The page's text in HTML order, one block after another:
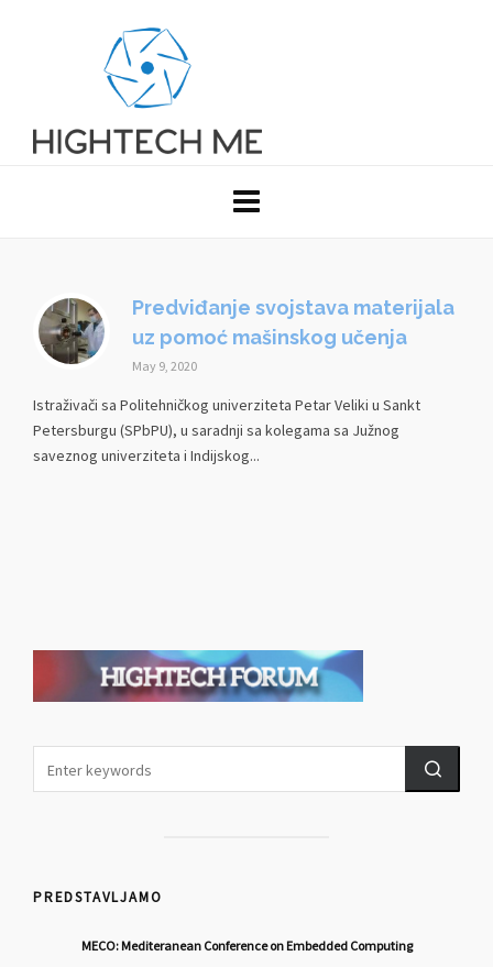
Predviđanje svojstava materijala
uz pomoć mašinskog učenja
May 9, 2020
Istraživači sa Politehničkog univerziteta Petar Veliki u Sankt
Petersburgu (SPbPU), u saradnji sa kolegama sa Južnog
saveznog univerziteta i Indijskog...
PREDSTAVLJAMO
MECO: Mediteranean Conference on Embedded Computing